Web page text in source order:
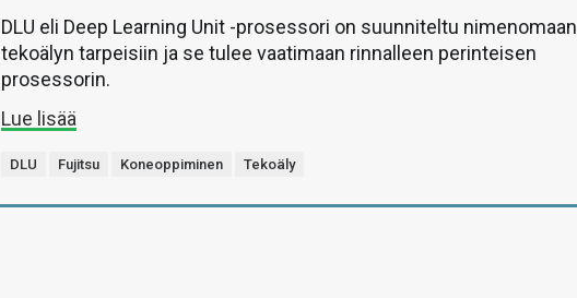
DLU eli Deep Learning Unit -prosessori on suunniteltu nimenomaan
tekoälyn tarpeisiin ja se tulee vaatimaan rinnalleen perinteisen
prosessorin.
Lue lisää
DLU Fujitsu Koneoppiminen Tekoäly